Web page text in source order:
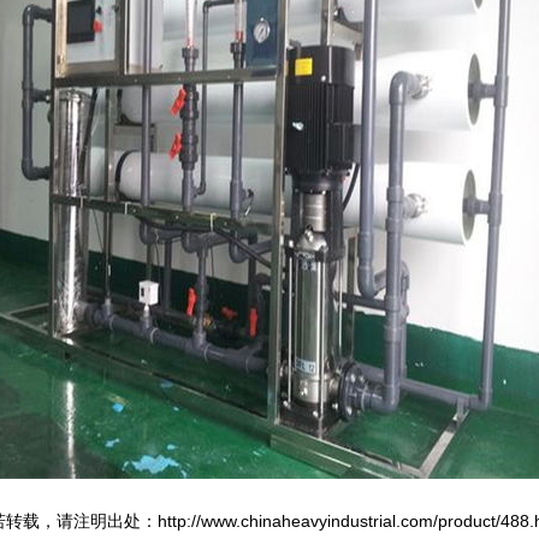
转载，请注明出处：http://www.chinaheavyindustrial.com/product/